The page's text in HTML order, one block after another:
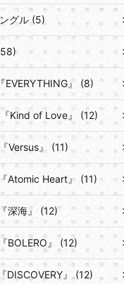
グル (5)
EVERYTHING』 (8)
Kind of Love』 (12)
Versus』 (11)
Atomic Heart』 (11)
深海』 (12)
BOLERO』 (12)
DISCOVERY』 (12)